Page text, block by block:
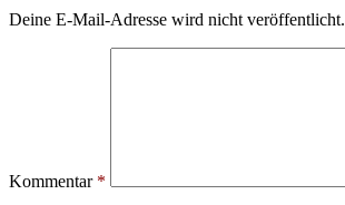
Deine E-Mail-Adresse wird nicht veröffentlicht.
Kommentar *